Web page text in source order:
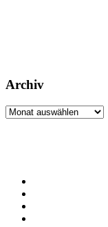
Archiv
Archiv